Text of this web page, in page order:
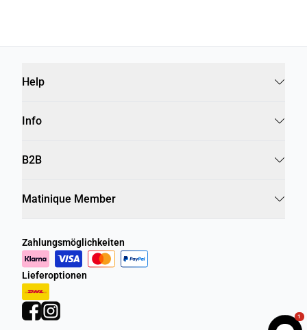
Help
Info
B2B
Matinique Member
Zahlungsmöglichkeiten
Lieferoptionen
1